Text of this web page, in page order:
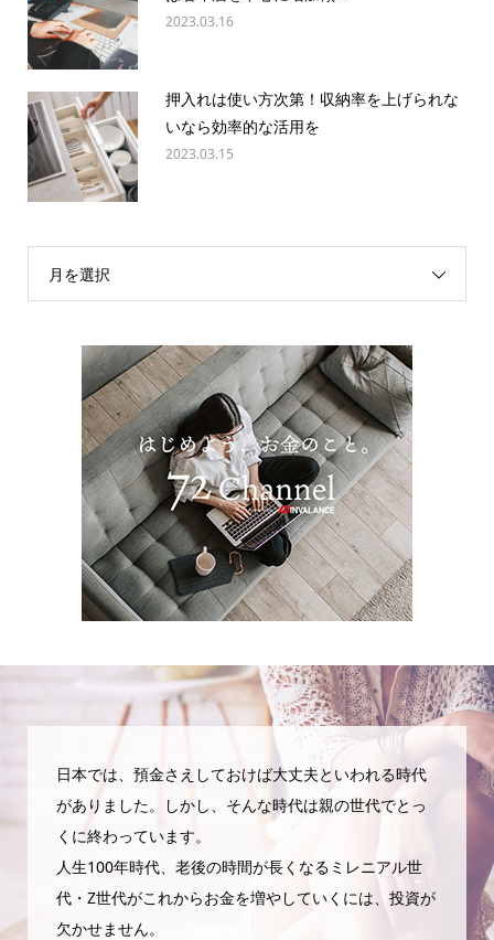
2023.03.16
押入れは使い方次第！収納率を上げられな
いなら効率的な活用を
2023.03.15
月を選択
日本では、預金さえしておけば大丈夫といわれる時代
がありました。しかし、そんな時代は親の世代でとっ
くに終わっています。
人生100年時代、老後の時間が長くなるミレニアル世
代・Z世代がこれからお金を増やしていくには、投資が
欠かせません。